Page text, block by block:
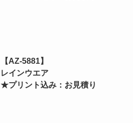
【AZ-5881】
レインウエア
★プリント込み：お見積り